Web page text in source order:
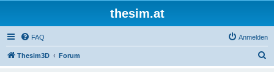
thesim.at
FAQ Anmelden
Thesim3D Forum